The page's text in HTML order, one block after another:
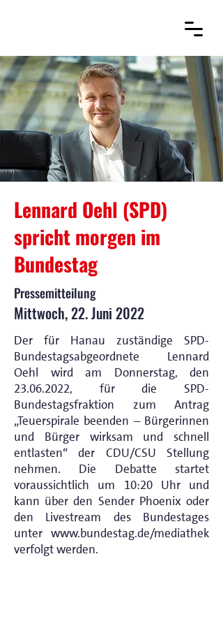
Lennard Oehl (SPD)
spricht morgen im
Bundestag
Pressemitteilung
Mittwoch, 22. Juni 2022
Der für Hanau zuständige SPD-
Bundestagsabgeordnete Lennard
Oehl wird am Donnerstag, den
23.06.2022, für die SPD-
Bundestagsfraktion zum Antrag
„Teuerspirale beenden – Bürgerinnen
und Bürger wirksam und schnell
entlasten“ der CDU/CSU Stellung
nehmen. Die Debatte startet
voraussichtlich um 10:20 Uhr und
kann über den Sender Phoenix oder
den Livestream des Bundestages
unter www.bundestag.de/mediathek
verfolgt werden.